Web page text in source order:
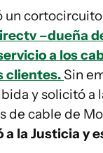
un
–dueña
a los
clientes. Sin
y solicitó a
de cable de
la Justicia y